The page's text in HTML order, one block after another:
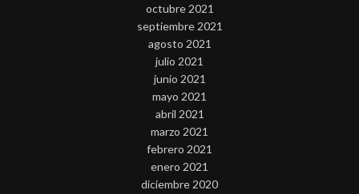
octubre 2021
septiembre 2021
agosto 2021
julio 2021
junio 2021
mayo 2021
abril 2021
marzo 2021
febrero 2021
enero 2021
diciembre 2020